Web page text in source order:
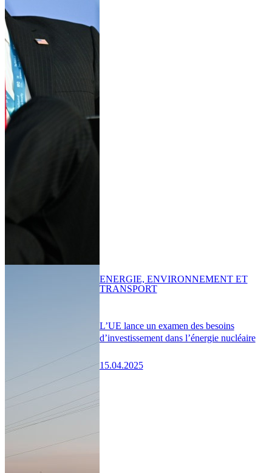
L’UE lance un examen des besoins
d’investissement dans l’énergie nucléaire
15.04.2025
ENERGIE, ENVIRONNEMENT ET
TRANSPORT